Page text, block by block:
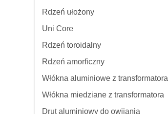
Rdzeń ułożony
Uni Core
Rdzeń toroidalny
Rdzeń amorficzny
Włókna aluminiowe z transformatora
Włókna miedziane z transformatora
Drut aluminiowy do owijania